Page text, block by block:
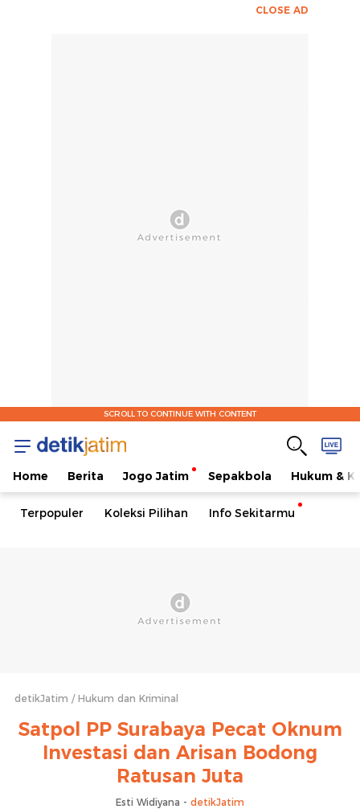
CLOSE AD
SCROLL TO CONTINUE WITH CONTENT
Home Berita Jogo Jatim Sepakbola Hukum &
Terpopuler Koleksi Pilihan Info Sekitarmu
detikJatim Hukum dan Kriminal
Satpol PP Surabaya Pecat Oknum
Investasi dan Arisan Bodong
Ratusan Juta
Esti Widiyana - detikJatim